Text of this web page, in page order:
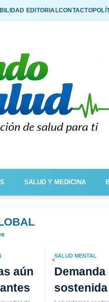
EDITORIALCONTACTO
SALUD Y MEDICINA
aún
SALUD MENTAL
Demanda
sostenida